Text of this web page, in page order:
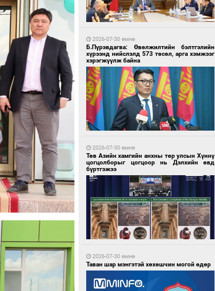
С.Бямбацогт Зүүн Азийн эрэгтэйчүүдийн
волейболын тэмцээнд оролцож байгаа баг
тамирчдад амжилт хүслээ
10 цагийн өмнө өмнө
Согтуугаар тээврийн хэрэгсэл жолоодсон
95 зөрчил бүртгэгдлээ
10 цагийн өмнө өмнө
Автобензин, дизель түлшний онцгой албан
татварыг тэглэлээ
2026-07-30 өмнө
Б.Пүрэвдагва: Өвөлжилтийн бэлтгэлийн
хүрээнд нийслэлд 573 төсөл, арга хэмжээг
хэрэгжүүлж байна
2026-07-30 өмнө
Төв Азийн хамгийн анхны төр улсын Хүннү
цогцолборыг цогцоор нь Дэлхийн өвд
бүртгэжээ
2026-07-30 өмнө
Таван шар мэнгэтэй хөхөшчин могой өдөр